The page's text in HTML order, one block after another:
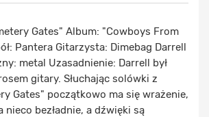
Gates" Album: "Cowboys From
Pantera Gitarzysta: Dimebag Darrell
metal Uzasadnienie: Darrell był
gitary. Słuchając solówki z
Gates" początkowo ma się wrażenie,
bezładnie, a dźwięki są